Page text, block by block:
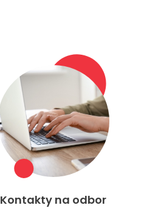
Kontakty na odbor